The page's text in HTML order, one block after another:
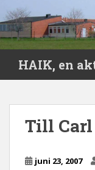
i
HAIK, en
Till
juni 23, 2007